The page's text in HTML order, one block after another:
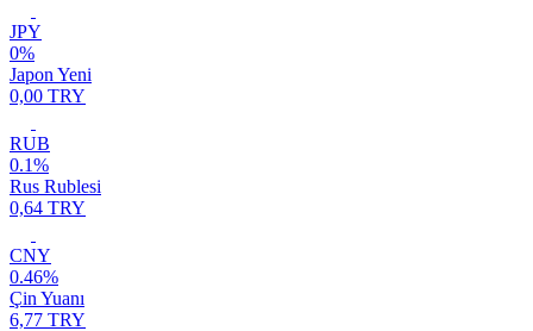
JPY
0%
Japon Yeni
0,00 TRY
RUB
0.1%
Rus Rublesi
0,64 TRY
CNY
0.46%
Çin Yuanı
6,77 TRY